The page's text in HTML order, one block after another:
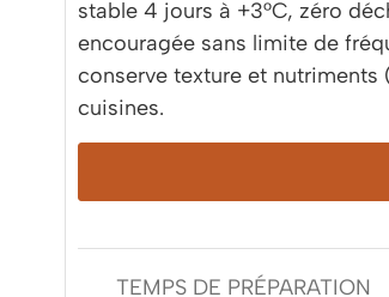
stable 4 jours à +3°C, zéro
encouragée sans limite de
conserve texture et
cuisines.
TEMPS DE PRÉPARATION